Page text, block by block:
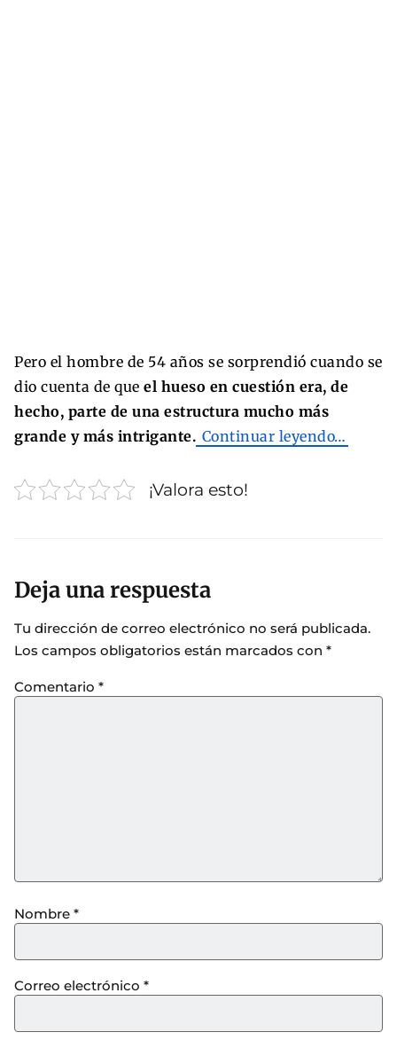
Pero el hombre de 54 años se sorprendió cuando se
dio cuenta de que el hueso en cuestión era, de
hecho, parte de una estructura mucho más
grande y más intrigante. Continuar leyendo…
¡Valora esto!
Deja una respuesta
Tu dirección de correo electrónico no será publicada.
Los campos obligatorios están marcados con *
Comentario *
Nombre *
Correo electrónico *